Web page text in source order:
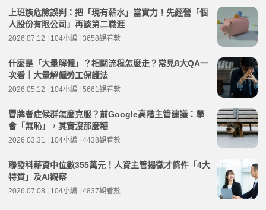
上班族危險誤判：把「現有薪水」當實力！先經營「個
人股份有限公司」再談第二職涯
2026.07.12 | 104小編 | 3658觀看數
什麼是「大量解僱」？相關流程怎麼走？常見8大QA一
次看｜大量解僱勞工保護法
2026.05.12 | 104小編 | 5661觀看數
冒牌者症候群怎麼克服？前Google高階主管建議：學
會「無恥」，其實沒那麼糟
2026.03.31 | 104小編 | 4438觀看數
聯發科薪資中位數355萬元！人資主管揭徵才條件「4大
特質」及AI觀察
2026.07.08 | 104小編 | 4837觀看數